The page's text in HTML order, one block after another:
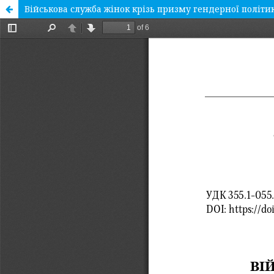
Військова служба жінок крізь призму гендерної